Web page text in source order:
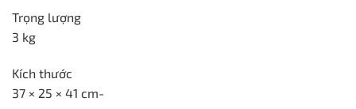
Trọng lượng
3 kg
Kích thước
37 × 25 × 41 cm-